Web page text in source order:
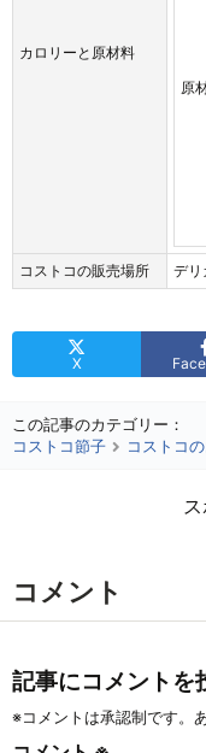
カロリーと原材料
原
コストコの販売場所 デリ
X
この記事のカテゴリー：
コストコ節子
コストコ
コメント
記事にコメントを
※コメントは承認制です。